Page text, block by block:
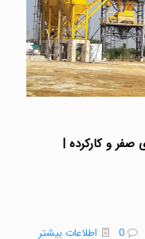
و کارکرده |
0 اطلاعات بیشتر